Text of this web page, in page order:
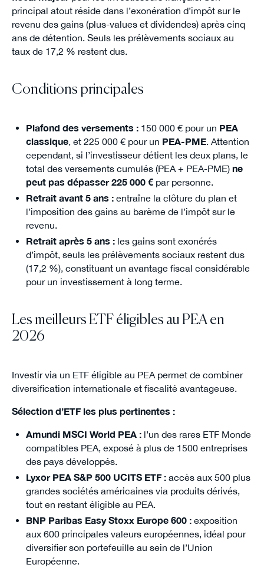
principal atout réside dans l’exonération d’impôt sur le
revenu des gains (plus-values et dividendes) après cinq
ans de détention. Seuls les prélèvements sociaux au
taux de 17,2 % restent dus.
Conditions principales
Plafond des versements : 150 000 € pour un PEA
classique, et 225 000 € pour un PEA-PME. Attention
cependant, si l’investisseur détient les deux plans, le
total des versements cumulés (PEA + PEA-PME) ne
peut pas dépasser 225 000 €par personne.
Retrait avant 5 ans : entraîne la clôture du plan et
l’imposition des gains au barème de l’impôt sur le
revenu.
Retrait après 5 ans : les gains sont exonérés
d’impôt, seuls les prélèvements sociaux restent dus
(17,2 %​), constituant un avantage fiscal considérable
pour un investissement à long terme.
Les meilleurs ETF éligibles au PEA en
2026
Investir via un ETF éligible au PEA permet de combiner
diversification internationale et fiscalité avantageuse.
Sélection d’ETF les plus pertinentes :
Amundi MSCI World PEA : l’un des rares ETF Monde
compatibles PEA, exposé à plus de 1500 entreprises
des pays développés.
Lyxor PEA S&P 500 UCITS ETF :accès aux 500 plus
grandes sociétés américaines via produits dérivés,
tout en restant éligible au PEA.
BNP Paribas Easy Stoxx Europe 600 :exposition
aux 600 principales valeurs européennes, idéal pour
diversifier son portefeuille au sein de l’Union
Européenne.